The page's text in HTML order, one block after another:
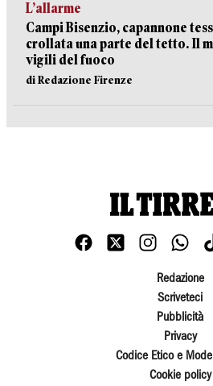
L’allarme
Campi Bisenzio, capannone
crollata una parte del tetto. Il
vigili del fuoco
di Redazione Firenze
Redazione
Scriveteci
Pubblicità
Privacy
Codice Etico e
Cookie policy